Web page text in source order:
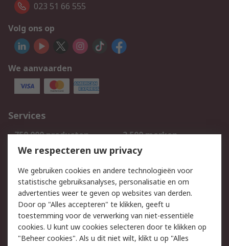
023 51 66 555
Volg ons op
We aanvaarden
Services
750.000 producten
2.500 merken
Bestellen
Inkoopoplossingen
Track & Trace
Wettelijk
Cookiebeleid
Email veiligheid
Privacybeleid
Websitevoorwaarden
We respecteren uw privacy
We gebruiken cookies en andere technologieën voor
statistische gebruiksanalyses, personalisatie en om
advertenties weer te geven op websites van derden.
Door op "Alles accepteren" te klikken, geeft u
toestemming voor de verwerking van niet-essentiële
cookies. U kunt uw cookies selecteren door te klikken op
"Beheer cookies". Als u dit niet wilt, klikt u op "Alles